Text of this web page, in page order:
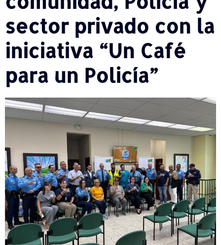
sector privado con la
iniciativa “Un Café
para un Policía”